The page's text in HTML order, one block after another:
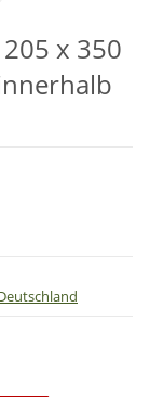
x 350